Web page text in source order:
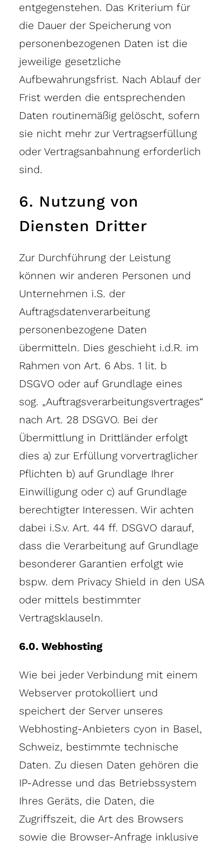
entgegenstehen. Das Kriterium für
die Dauer der Speicherung von
personenbezogenen Daten ist die
jeweilige gesetzliche
Aufbewahrungsfrist. Nach Ablauf der
Frist werden die entsprechenden
Daten routinemäßig gelöscht, sofern
sie nicht mehr zur Vertragserfüllung
oder Vertragsanbahnung erforderlich
sind.
6. Nutzung von
Diensten Dritter
Zur Durchführung der Leistung
können wir anderen Personen und
Unternehmen i.S. der
Auftragsdatenverarbeitung
personenbezogene Daten
übermitteln. Dies geschieht i.d.R. im
Rahmen von Art. 6 Abs. 1 lit. b
DSGVO oder auf Grundlage eines
sog. „Auftragsverarbeitungsvertrages“
nach Art. 28 DSGVO. Bei der
Übermittlung in Drittländer erfolgt
dies a) zur Erfüllung vorvertraglicher
Pflichten b) auf Grundlage Ihrer
Einwilligung oder c) auf Grundlage
berechtigter Interessen. Wir achten
dabei i.S.v. Art. 44 ff. DSGVO darauf,
dass die Verarbeitung auf Grundlage
besonderer Garantien erfolgt wie
bspw. dem Privacy Shield in den USA
oder mittels bestimmter
Vertragsklauseln.
6.0. Webhosting
Wie bei jeder Verbindung mit einem
Webserver protokolliert und
speichert der Server unseres
Webhosting-Anbieters cyon in Basel,
Schweiz, bestimmte technische
Daten. Zu diesen Daten gehören die
IP-Adresse und das Betriebssystem
Ihres Geräts, die Daten, die
Zugriffszeit, die Art des Browsers
sowie die Browser-Anfrage inklusive